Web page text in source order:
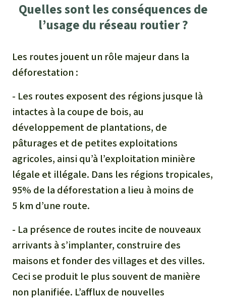
Quelles sont les conséquences de
l’usage du réseau routier ?
Les routes jouent un rôle majeur dans la
déforestation :
- Les routes exposent des régions jusque là
intactes à la coupe de bois, au
développement de plantations, de
pâturages et de petites exploitations
agricoles, ainsi qu’à l’exploitation minière
légale et illégale. Dans les régions tropicales,
95% de la déforestation a lieu à moins de
5 km d’une route.
- La présence de routes incite de nouveaux
arrivants à s’implanter, construire des
maisons et fonder des villages et des villes.
Ceci se produit le plus souvent de manière
non planifiée. L’afflux de nouvelles